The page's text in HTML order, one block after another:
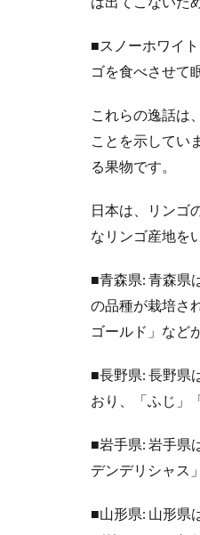
■スノーホワイ
ゴを食べさせて
これらの逸話は
ことを示してい
る果物です。
日本は、リンゴ
なリンゴ産地を
■青森県: 青森県
の品種が栽培さ
ゴールド」など
■長野県: 長野県
おり、「ふじ」
■岩手県: 岩手県
デンデリシャス
■山形県: 山形県